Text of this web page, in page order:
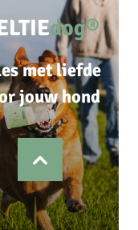
dog®
met liefde
jouw hond